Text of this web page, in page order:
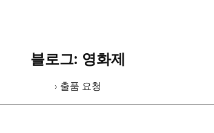
블로그: 영화제
› 출품 요청